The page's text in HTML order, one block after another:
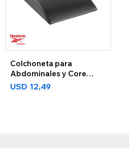
Colchoneta para
Abdominales y Core
Training Reebok
USD 12,49